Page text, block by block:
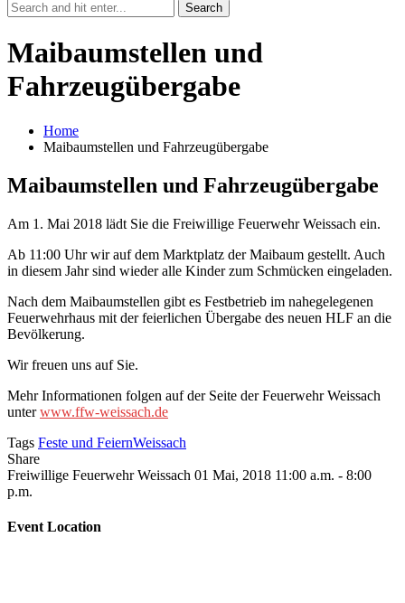
Maibaumstellen und
Fahrzeugübergabe
Home
Maibaumstellen und Fahrzeugübergabe
Maibaumstellen und Fahrzeugübergabe
Am 1. Mai 2018 lädt Sie die Freiwillige Feuerwehr Weissach ein.
Ab 11:00 Uhr wir auf dem Marktplatz der Maibaum gestellt. Auch
in diesem Jahr sind wieder alle Kinder zum Schmücken eingeladen.
Nach dem Maibaumstellen gibt es Festbetrieb im nahegelegenen
Feuerwehrhaus mit der feierlichen Übergabe des neuen HLF an die
Bevölkerung.
Wir freuen uns auf Sie.
Mehr Informationen folgen auf der Seite der Feuerwehr Weissach
unterwww.ffw-weissach.de
Tags Feste und FeiernWeissach
Share
Freiwillige Feuerwehr Weissach 01 Mai, 2018 11:00 a.m. - 8:00
p.m.
Event Location